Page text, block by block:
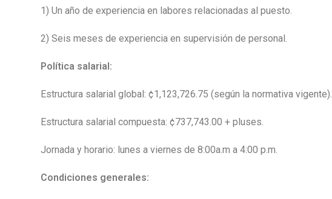
1) Un año de experiencia en labores relacionadas al puesto.
2) Seis meses de experiencia en supervisión de personal.
Política salarial:
Estructura salarial global: ¢1,123,726.75 (según la normativa vigente).
Estructura salarial compuesta: ¢737,743.00 + pluses.
Jornada y horario: lunes a viernes de 8:00a.m a 4:00 p.m.
Condiciones generales: